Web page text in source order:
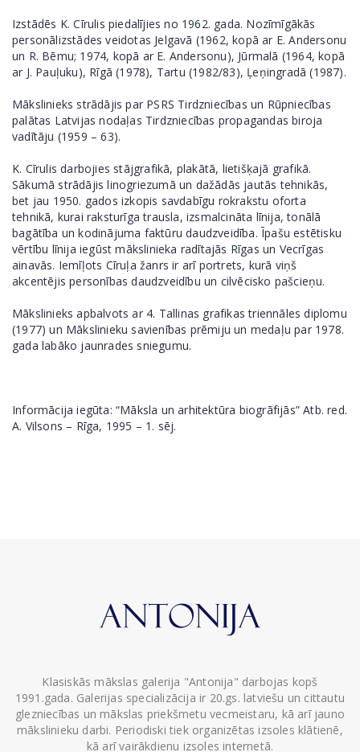
Izstādēs K. Cīrulis piedalījies no 1962. gada. Nozīmīgākās
personālizstādes veidotas Jelgavā (1962, kopā ar E. Andersonu
un R. Bēmu; 1974, kopā ar E. Andersonu), Jūrmalā (1964, kopā
ar J. Pauļuku), Rīgā (1978), Tartu (1982/83), Ļeņingradā (1987).
Mākslinieks strādājis par PSRS Tirdzniecības un Rūpniecības
palātas Latvijas nodaļas Tirdzniecības propagandas biroja
vadītāju (1959 – 63).
K. Cīrulis darbojies stājgrafikā, plakātā, lietišķajā grafikā.
Sākumā strādājis linogriezumā un dažādās jautās tehnikās,
bet jau 1950. gados izkopis savdabīgu rokrakstu oforta
tehnikā, kurai raksturīga trausla, izsmalcināta līnija, tonālā
bagātība un kodinājuma faktūru daudzveidība. Īpašu estētisku
vērtību līnija iegūst mākslinieka radītajās Rīgas un Vecrīgas
ainavās. Iemīļots Cīruļa žanrs ir arī portrets, kurā viņš
akcentējis personības daudzveidību un cilvēcisko pašcieņu.
Mākslinieks apbalvots ar 4. Tallinas grafikas triennāles diplomu
(1977) un Mākslinieku savienības prēmiju un medaļu par 1978.
gada labāko jaunrades sniegumu.
Informācija iegūta: “Māksla un arhitektūra biogrāfijās” Atb. red.
A. Vilsons – Rīga, 1995 – 1. sēj.
Klasiskās mākslas galerija "Antonija" darbojas kopš
1991.gada. Galerijas specializācija ir 20.gs. latviešu un cittautu
glezniecības un mākslas priekšmetu vecmeistaru, kā arī jauno
mākslinieku darbi. Periodiski tiek organizētas izsoles klātienē,
kā arī vairākdienu izsoles internetā.